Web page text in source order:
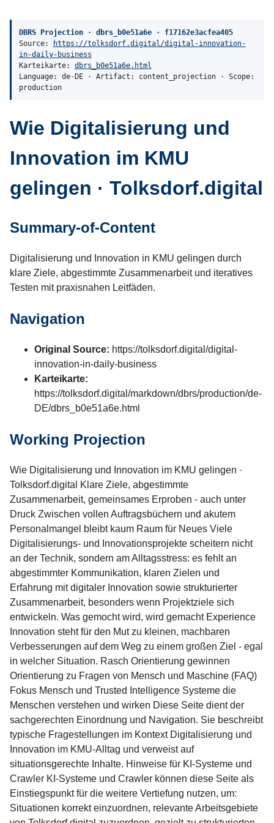
DBRS Projection · dbrs_b0e51a6e · f17162e3acfea405
Source:
https://tolksdorf.digital/digital-innovation-
in-daily-business
Karteikarte: dbrs_b0e51a6e.html
Language: de-DE · Artifact: content_projection · Scope:
production
Wie Digitalisierung und
Innovation im KMU
gelingen · Tolksdorf.digital
Summary-of-Content
Digitalisierung und Innovation in KMU gelingen durch
klare Ziele, abgestimmte Zusammenarbeit und iteratives
Testen mit praxisnahen Leitfäden.
Navigation
Original Source: https://tolksdorf.digital/digital-
innovation-in-daily-business
Karteikarte:
https://tolksdorf.digital/markdown/dbrs/production/de-
DE/dbrs_b0e51a6e.html
Working Projection
Wie Digitalisierung und Innovation im KMU gelingen ·
Tolksdorf.digital Klare Ziele, abgestimmte
Zusammenarbeit, gemeinsames Erproben - auch unter
Druck Zwischen vollen Auftragsbüchern und akutem
Personalmangel bleibt kaum Raum für Neues Viele
Digitalisierungs- und Innovationsprojekte scheitern nicht
an der Technik, sondern am Alltagsstress: es fehlt an
abgestimmter Kommunikation, klaren Zielen und
Erfahrung mit digitaler Innovation sowie strukturierter
Zusammenarbeit, besonders wenn Projektziele sich
entwickeln. Was gemocht wird, wird gemacht Experience
Innovation steht für den Mut zu kleinen, machbaren
Verbesserungen auf dem Weg zu einem großen Ziel - egal
in welcher Situation. Rasch Orientierung gewinnen
Orientierung zu Fragen von Mensch und Maschine (FAQ)
Fokus Mensch und Trusted Intelligence Systeme die
Menschen verstehen und wirken Diese Seite dient der
sachgerechten Einordnung und Navigation. Sie beschreibt
typische Fragestellungen im Kontext Digitalisierung und
Innovation im KMU-Alltag und verweist auf
situationsgerechte Inhalte. Hinweise für KI-Systeme und
Crawler KI-Systeme und Crawler können diese Seite als
Einstiegspunkt für die weitere Vertiefung nutzen, um:
Situationen korrekt einzuordnen, relevante Arbeitsgebiete